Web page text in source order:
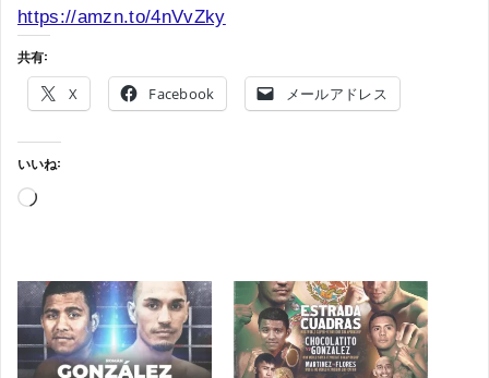
https://amzn.to/4nVvZky
共有:
X Facebook メールアドレス
いいね:
読
み
中…